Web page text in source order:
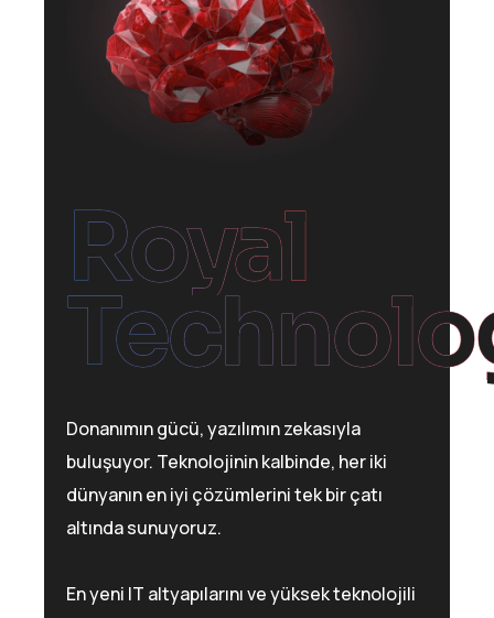
Royal
Donanımın gücü, yazılımın zekasıyla
buluşuyor. Teknolojinin kalbinde, her iki
dünyanın en iyi çözümlerini tek bir çatı
altında sunuyoruz.
En yeni IT altyapılarını ve yüksek teknolojili